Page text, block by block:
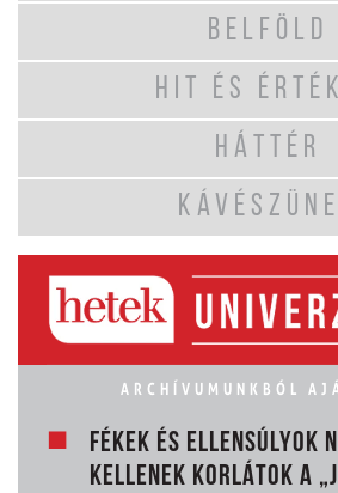
BELFÖLD
HIT ÉS
HÁTTÉR
ARCHÍVUMUNKBÓL
FÉKEK ÉS ELLENSÚLYOK
KELLENEK KORLÁTOK A